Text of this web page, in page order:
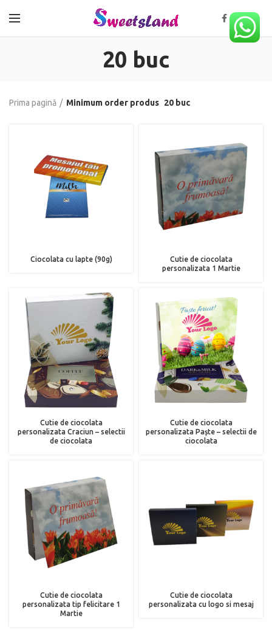
20 buc
Prima pagină Minimum order produs 20 buc
Ciocolata cu lapte (90g)
Cutie de ciocolata
personalizata 1 Martie
Cutie de ciocolata
personalizata Craciun – selectii
de ciocolata
Cutie de ciocolata
personalizata Paște – selectii de
ciocolata
Cutie de ciocolata
personalizata tip felicitare 1
Martie
Cutie de ciocolata
personalizata cu logo si mesaj